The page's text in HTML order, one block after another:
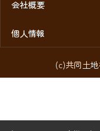
会社概要
個人情報
(c)共同土